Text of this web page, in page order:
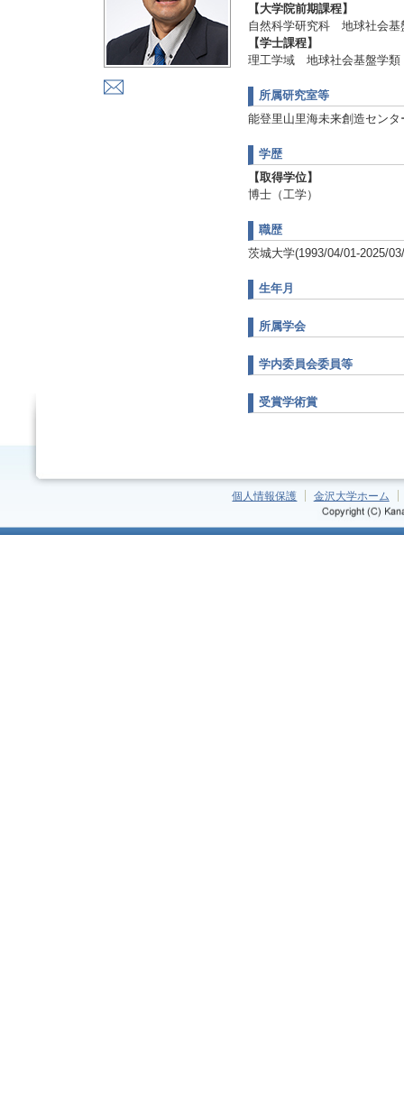
【大学院前期課程】
自然科学研究科 地球社会基
【学士課程】
理工学域 地球社会基盤学類
所属研究室等
能登里山里海未来創造センタ
学歴
【取得学位】
博士（工学）
職歴
茨城大学(1993/04/01-2025/
生年月
所属学会
学内委員会委員等
受賞学術賞
個人情報保護 金沢大学ホーム